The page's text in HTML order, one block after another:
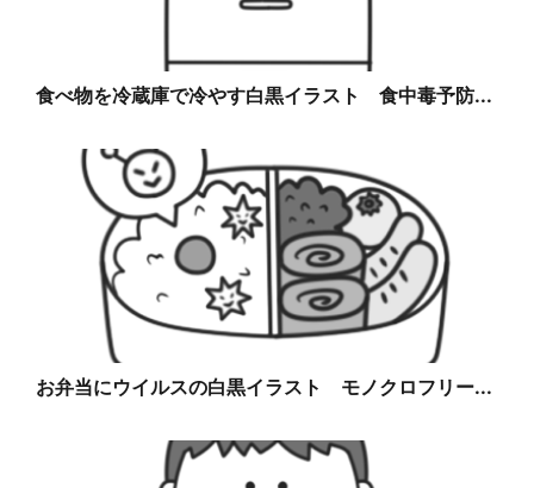
食べ物を冷蔵庫で冷やす白黒イラスト 食中毒予防...
お弁当にウイルスの白黒イラスト モノクロフリー...